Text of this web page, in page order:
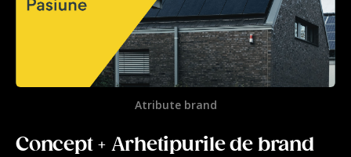
Atribute brand
Concept + Arhetipurile de brand